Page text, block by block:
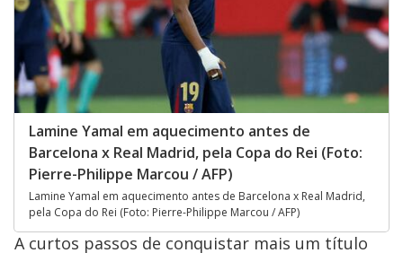
Lamine Yamal em aquecimento antes de
Barcelona x Real Madrid, pela Copa do Rei (Foto:
Pierre-Philippe Marcou / AFP)
Lamine Yamal em aquecimento antes de Barcelona x Real Madrid,
pela Copa do Rei (Foto: Pierre-Philippe Marcou / AFP)
A curtos passos de conquistar mais um título